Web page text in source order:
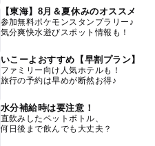
【東海】8月＆夏休みのオススメ
参加無料ポケモンスタンプラリー♪
気分爽快水遊びスポット情報も！
いこーよおすすめ【早割プラン】
ファミリー向け人気ホテルも！
旅行の予約は早めが断然お得♪
水分補給時は要注意！
直飲みしたペットボトル、
何日後まで飲んでも大丈夫？